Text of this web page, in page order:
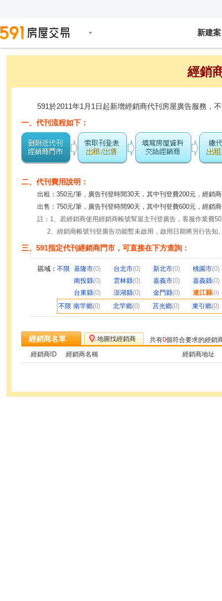
新建案
經銷
591於2011年1月1日起新增經銷商代刊房屋廣告服務，
一、代刊流程如下：
二、代刊費用說明：
出租：350元/筆，廣告刊登時間30天，其中刊登費200元，經銷
出售：750元/筆，廣告刊登時間90天，其中刊登費600元，經銷
註：1、若經銷商使用經銷商帳號幫屋主刊登廣告，客服作業費
2、經銷商帳號刊登廣告功能暫未啟用，啟用日期將另行告知
三、591指定代刊經銷商門市，可直接在下方查詢：
區域： 不限 基隆市(0) 台北市(0) 新北市(0) 桃園市(0)
南投縣(0) 雲林縣(0) 嘉義市(0) 嘉義縣(0)
台東縣(0) 澎湖縣(0) 金門縣(0) 連江縣(0)
不限 南竿鄉(0) 北竿鄉(0) 莒光鄉(0) 東引鄉(0)
經銷商名單 地圖找經銷商 共有0個符合要求的經銷
經銷商ID
經銷商名稱 經銷商地址